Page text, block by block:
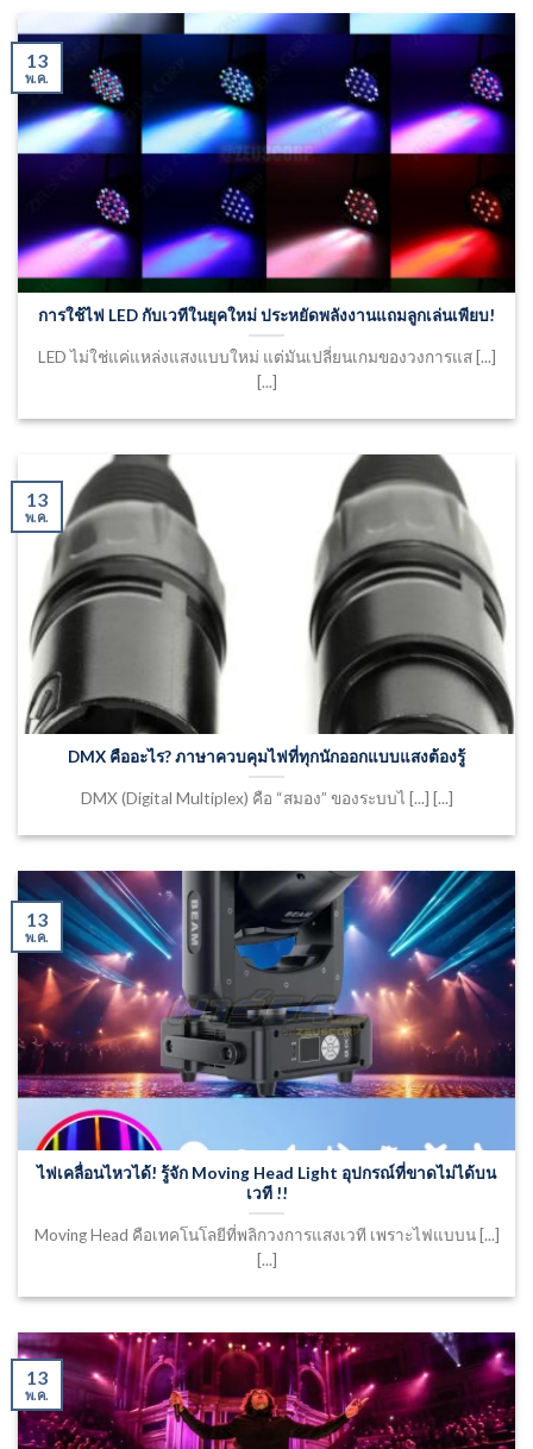
การใช้ไฟ LED กับเวทีในยุคใหม่ ประหยัดพลังงานแถมลูกเล่นเพียบ!
LED ไม่ใช่แค่แหล่งแสงแบบใหม่ แต่มันเปลี่ยนเกมของวงการแส [...]
[...]
13
พ.ค.
DMX คืออะไร? ภาษาควบคุมไฟที่ทุกนักออกแบบแสงต้องรู้
DMX (Digital Multiplex) คือ “สมอง” ของระบบไ [...] [...]
13
พ.ค.
ไฟเคลื่อนไหวได้! รู้จัก Moving Head Light อุปกรณ์ที่ขาดไม่ได้บน
เวที !!
Moving Head คือเทคโนโลยีที่พลิกวงการแสงเวที เพราะไฟแบบน [...]
[...]
13
พ.ค.
13
พ.ค.